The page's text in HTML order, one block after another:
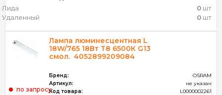
Лида 0 шт
Удаленный
0 шт
Лампа люминесцентная L
18W/765 18Вт T8 6500К G13
смол. 4052899209084
Бренд:
OSRAM
Артикул:
не указан
Код товара:
L0000002261
по запросу